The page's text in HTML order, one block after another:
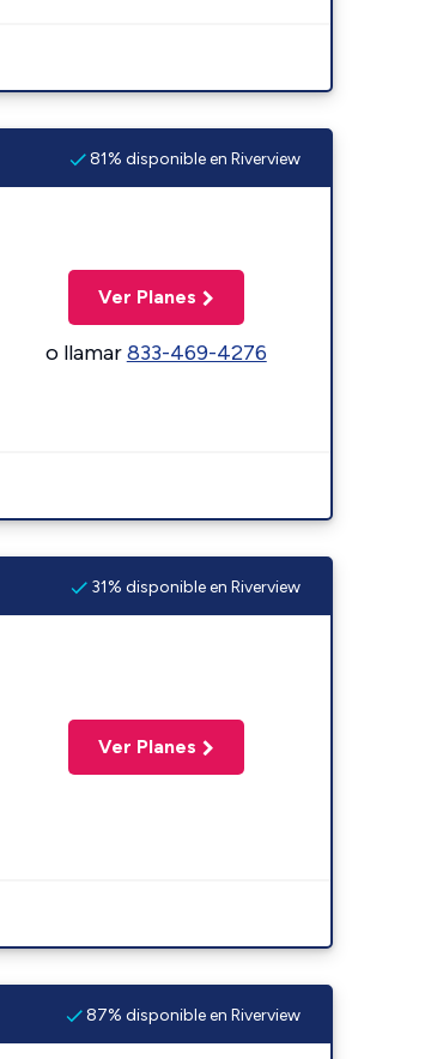
81% disponible en Riverview
Ver Planes
o llamar833-469-4276
31% disponible en Riverview
Ver Planes
87% disponible en Riverview